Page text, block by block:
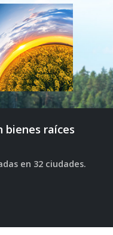
bienes raíces
en 32 ciudades.